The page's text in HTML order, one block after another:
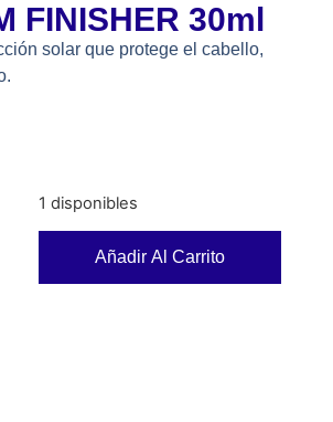
FINISHER 30ml
solar que protege el cabello,
1 disponibles
Añadir Al Carrito